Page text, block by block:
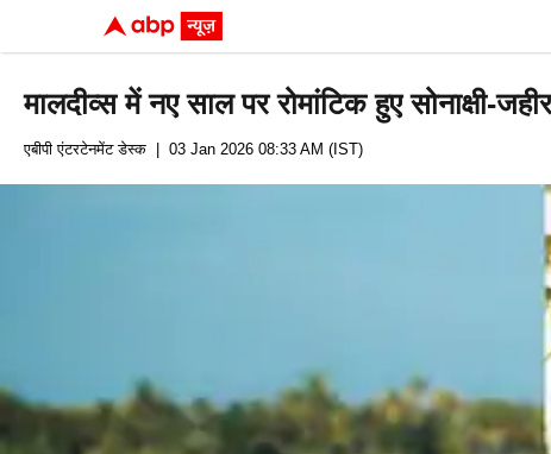
मालदीव्स में नए साल पर रोमांटिक हुए सोनाक्षी-
एबीपी एंटरटेनमेंट डेस्क | 03 Jan 2026 08:33 AM (IST)